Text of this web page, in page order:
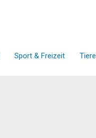
Sport & Freizeit Tiere